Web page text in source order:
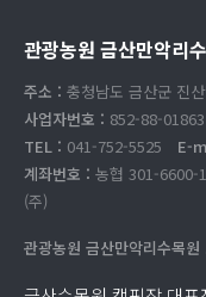
관광농원 금산만악리
주소 : 충청남도 금산군 진
사업자번호 : 852-88-01863
TEL : 041-752-5525 E-
계좌번호 : 농협 301-6600-
(주)
관광농원 금산만악리수목원